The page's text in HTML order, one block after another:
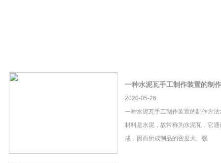
一种水泥瓦手工制作装置的制
2020-05-26
一种水泥瓦手工制作装置的制作方
材料是水泥，故常称为水泥瓦，它
成，因而所成制品的密度大、强